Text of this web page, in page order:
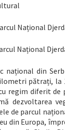
Național
Național
național din
pătrați,
regim diferit
dezvoltarea
de parcul
din Europa,